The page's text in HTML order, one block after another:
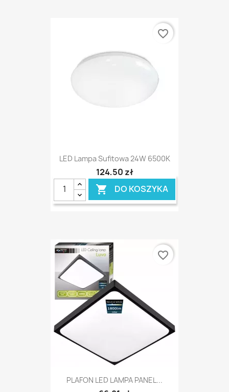
LED Lampa Sufitowa 24W 6500K
124,50 zł
 DO KOSZYKA
favorite_border
PLAFON LED LAMPA PANEL...
favorite_border